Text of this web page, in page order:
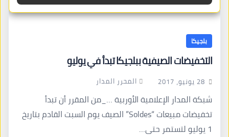
بلجيكا
التخفيضات الصيفية ببلجيكا تبدأ في يوليو
28 يونيو، 2017 المحرر المدار
شبكة المدار الإعلامية الأوربية …_من المقرر أن تبدأ
تخفيضات مبيعات “Soldes” الصيف يوم السبت القادم بتاريخ
1 يوليو لتستمر حتى…